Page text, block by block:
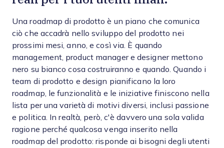
Una roadmap di prodotto è un piano che comunica
ciò che accadrà nello sviluppo del prodotto nei
prossimi mesi, anno, e così via. È quando
management, product manager e designer mettono
nero su bianco cosa costruiranno e quando. Quando i
team di prodotto e design pianificano la loro
roadmap, le funzionalità e le iniziative finiscono nella
lista per una varietà di motivi diversi, inclusi passione
e politica. In realtà, però, c'è davvero una sola valida
ragione perché qualcosa venga inserito nella
roadmap del prodotto: risponde ai bisogni degli utenti